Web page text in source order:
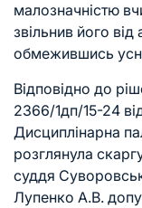
малозначністю
звільнив його від
обмежившись
Відповідно до
2366/1дп/15-24
Дисциплінарна
розглянула
суддя
Лупенко А.В.